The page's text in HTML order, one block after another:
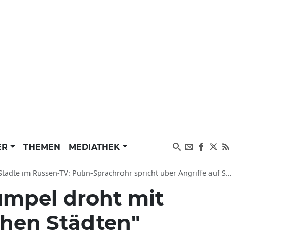
THEMEN MEDIATHEK
TV: Putin-Sprachrohr spricht über Angriffe auf Südkorea, Ukraine, Berlin
droht mit
Städten"